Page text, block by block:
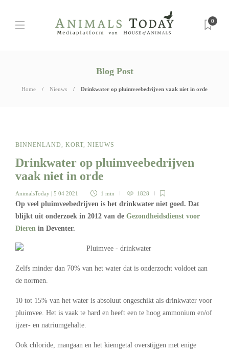
0
Blog Post
Home Nieuws Drinkwater op pluimveebedrijven vaak niet in orde
BINNENLAND, KORT, NIEUWS
Drinkwater op pluimveebedrijven
vaak niet in orde
AnimalsToday | 5 04 2021 1 min 1828
Op veel pluimveebedrijven is het drinkwater niet goed. Dat
blijkt uit onderzoek in 2012 van de Gezondheidsdienst voor
Dieren in Deventer.
Zelfs minder dan 70% van het water dat is onderzocht voldoet aan
de normen.
10 tot 15% van het water is absoluut ongeschikt als drinkwater voor
pluimvee. Het is vaak te hard en heeft een te hoog ammonium en/of
ijzer- en natriumgehalte.
Ook chloride, mangaan en het kiemgetal overstijgen met enige